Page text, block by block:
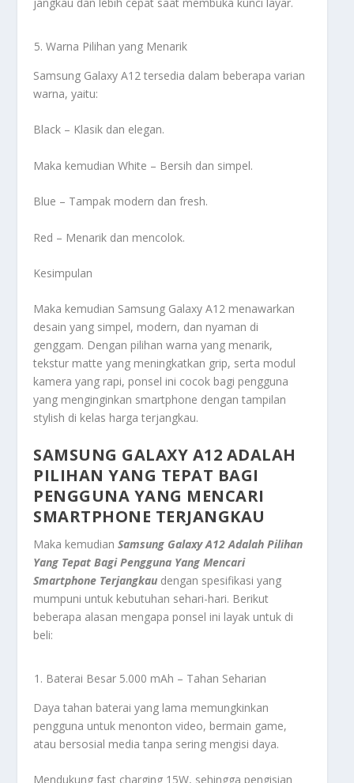
Warna Pilihan yang Menarik
Samsung Galaxy A12 tersedia dalam beberapa varian
warna, yaitu:
Black – Klasik dan elegan.
Maka kemudian White – Bersih dan simpel.
Blue – Tampak modern dan fresh.
Red – Menarik dan mencolok.
Kesimpulan
Maka kemudian Samsung Galaxy A12 menawarkan
desain yang simpel, modern, dan nyaman di
genggam. Dengan pilihan warna yang menarik,
tekstur matte yang meningkatkan grip, serta modul
kamera yang rapi, ponsel ini cocok bagi pengguna
yang menginginkan smartphone dengan tampilan
stylish di kelas harga terjangkau.
SAMSUNG GALAXY A12 ADALAH
PILIHAN YANG TEPAT BAGI
PENGGUNA YANG MENCARI
SMARTPHONE TERJANGKAU
Maka kemudianSamsung Galaxy A12 Adalah Pilihan
Yang Tepat Bagi Pengguna Yang Mencari
Smartphone Terjangkau dengan spesifikasi yang
mumpuni untuk kebutuhan sehari-hari. Berikut
beberapa alasan mengapa ponsel ini layak untuk di
beli:
Baterai Besar 5.000 mAh – Tahan Seharian
Daya tahan baterai yang lama memungkinkan
pengguna untuk menonton video, bermain game,
atau bersosial media tanpa sering mengisi daya.
Mendukung fast charging 15W, sehingga pengisian